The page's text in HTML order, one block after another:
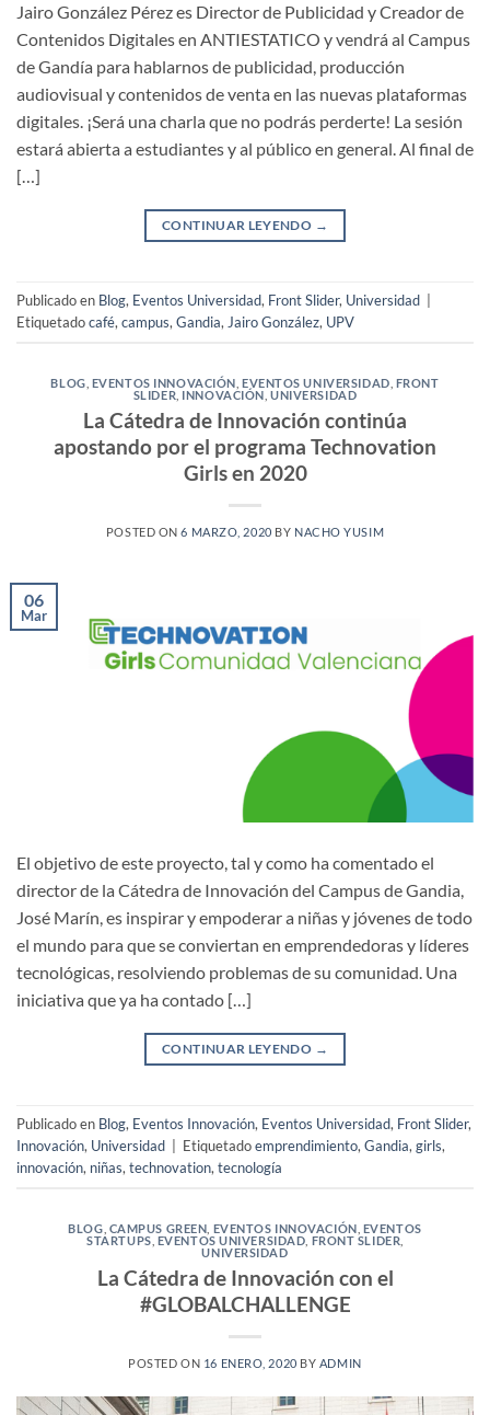
Jairo González Pérez es Director de Publicidad y Creador de
Contenidos Digitales en ANTIESTATICO y vendrá al Campus
de Gandía para hablarnos de publicidad, producción
audiovisual y contenidos de venta en las nuevas plataformas
digitales. ¡Será una charla que no podrás perderte! La sesión
estará abierta a estudiantes y al público en general. Al final de
[…]
CONTINUAR LEYENDO →
Publicado en Blog, Eventos Universidad, Front Slider, Universidad
Etiquetadocafé,campus,Gandia,Jairo González, UPV
BLOG EVENTOS INNOVACIÓN EVENTOS UNIVERSIDAD FRONT
SLIDER INNOVACIÓN ,UNIVERSIDAD
La Cátedra de Innovación continúa
apostando por el programa Technovation
Girls en 2020
POSTED ON6 MARZO, 2020 BY NACHO YUSIM
06
Mar
El objetivo de este proyecto, tal y como ha comentado el
director de la Cátedra de Innovación del Campus de Gandia,
José Marín, es inspirar y empoderar a niñas y jóvenes de todo
el mundo para que se conviertan en emprendedoras y líderes
tecnológicas, resolviendo problemas de su comunidad. Una
iniciativa que ya ha contado […]
CONTINUAR LEYENDO →
Publicado en Blog, Eventos Innovación, Eventos Universidad, Front Slider,
Innovación, Universidad Etiquetadoemprendimiento,Gandia,girls,
innovación, niñas,technovation,tecnología
BLOG CAMPUS GREEN EVENTOS INNOVACIÓN EVENTOS
STARTUPS EVENTOS UNIVERSIDAD FRONT SLIDER
UNIVERSIDAD
La Cátedra de Innovación con el
#GLOBALCHALLENGE
POSTED ON 16 ENERO, 2020 BY ADMIN